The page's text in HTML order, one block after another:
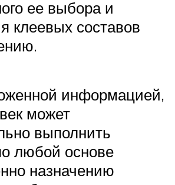
ее выбора и
клеевых составов
информацией,
может
выполнить
любой основе
назначению